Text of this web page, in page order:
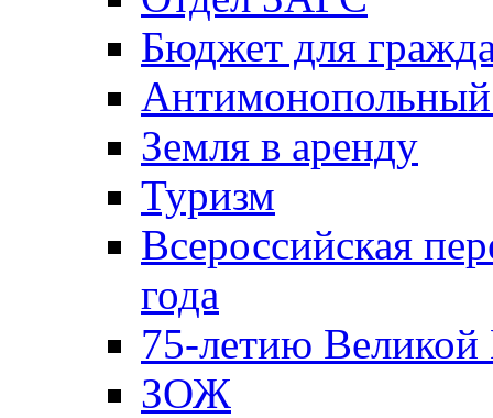
Бюджет для
Антимонопольный
Земля в аренду
Туризм
Всероссийская
года
75-летию
ЗОЖ